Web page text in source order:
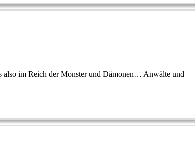
also im Reich der Monster und Dämonen… Anwälte und